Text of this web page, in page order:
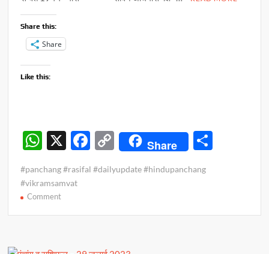
Share this:
Share
Like this:
W
at
s
A
X
F
e
o
C
p
Li
Share
#panchang #rasifal #dailyupdate #hindupanchang
#vikramsamvat
Commenton